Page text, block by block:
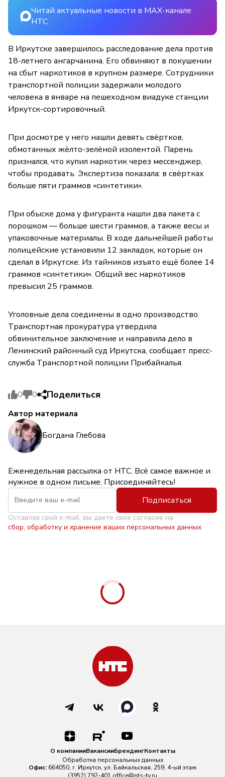
Читай актуальные новости в MAX-канале
НТС
В Иркутске завершилось расследование дела против
18-летнего ангарчанина. Его обвиняют в покушении
на сбыт наркотиков в крупном размере. Сотрудники
транспортной полиции задержали молодого
человека в январе на пешеходном виадуке станции
Иркутск-сортировочный.
При досмотре у него нашли девять свёртков,
обмотанных жёлто-зелёной изолентой. Парень
признался, что купил наркотик через мессенджер,
чтобы продавать. Экспертиза показала: в свёртках
больше пяти граммов «синтетики».
При обыске дома у фигуранта нашли два пакета с
порошком — больше шести граммов, а также весы и
упаковочные материалы. В ходе дальнейшей работы
полицейские установили 12 закладок, которые он
сделал в Иркутске. Из тайников изъято ещё более 14
граммов «синтетики». Общий вес наркотиков
превысил 25 граммов.
Уголовные дела соединены в одно производство.
Транспортная прокуратура утвердила
обвинительное заключение и направила дело в
Ленинский районный суд Иркутска, сообщает пресс-
служба Транспортной полиции Прибайкалья.
0 0 Поделиться
Автор материала
Богдана Глебова
Еженедельная рассылка от НТС. Всё самое важное и
нужное в одном письме. Присоединяйтесь!
Подписаться
Оставляя свой e-mail, вы даете свое согласие на
сбор, обработку и хранение ваших персональных данных
О компанииВакансииБрендингКонтакты
Обработка персональных данных
Офис: 664050, г. Иркутск, ул. Байкальская, 259, 4-ый этаж
(3952) 792-401 office@nts-tv.ru